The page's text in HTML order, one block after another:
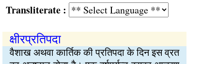
:
क्षीरप्रतिपदा
वैशाख अथवा कार्तिक की प्रतिपदा के दिन इस व्रत